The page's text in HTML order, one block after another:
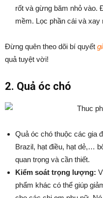
rốt và gừng băm nhỏ vào.
mềm. Lọc phần cái và xay
Đừng quên theo dõi bí quyết
quả tuyệt vời!
2. Quả óc chó
Quả óc chó thuộc các gia
Brazil, hạt điều, hạt dẻ,…
quan trọng và cần thiết.
Kiểm soát trọng lượng:
phẩm khác có thể giúp